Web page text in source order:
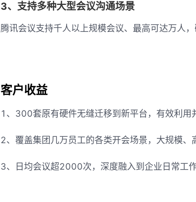
3、支持多种大型会议沟通场景
腾讯会议支持千人以上规模会议、最高可达万人
客户收益
1、300套原有硬件无缝迁移到新平台，有效利用
2、覆盖集团几万员工的各类开会场景，大规模、
3、日均会议超2000次，深度融入到企业日常工